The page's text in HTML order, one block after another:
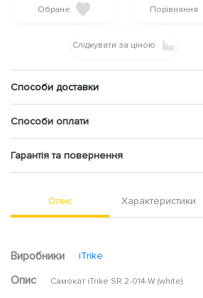
Обране Порівняння
Слідкувати за ціною
Способи доставки
Способи оплати
Гарантія та повернення
Опис Характеристики
Виробники iTrike
Опис Самокат iTrike SR 2-014-W (white)